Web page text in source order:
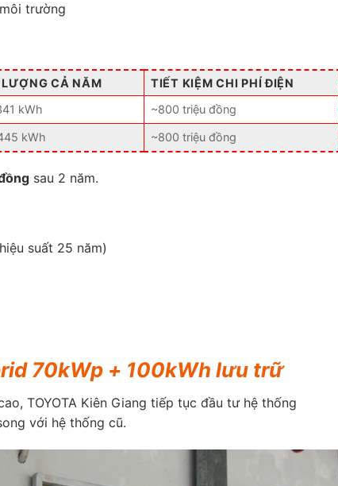
trường
CẢ NĂM
TIẾT KIỆM CHI PHÍ ĐIỆN
kWh ~800 triệu đồng
kWh ~800 triệu đồng
sau 2 năm.
suất 25 năm)
70kWp + 100kWh lưu trữ
TOYOTA Kiên Giang tiếp tục đầu tư hệ thống
với hệ thống cũ.